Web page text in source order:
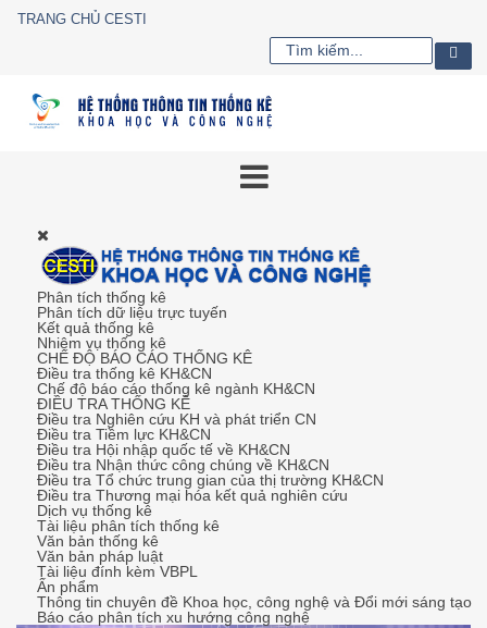
TRANG CHỦ CESTI
Phân tích thống kê
Phân tích dữ liệu trực tuyến
Kết quả thống kê
Nhiệm vụ thống kê
CHẾ ĐỘ BÁO CÁO THỐNG KÊ
Điều tra thống kê KH&CN
Chế độ báo cáo thống kê ngành KH&CN
ĐIỀU TRA THỐNG KÊ
Điều tra Nghiên cứu KH và phát triển CN
Điều tra Tiềm lực KH&CN
Điều tra Hội nhập quốc tế về KH&CN
Điều tra Nhận thức công chúng về KH&CN
Điều tra Tổ chức trung gian của thị trường KH&CN
Điều tra Thương mại hóa kết quả nghiên cứu
Dịch vụ thống kê
Tài liệu phân tích thống kê
Văn bản thống kê
Văn bản pháp luật
Tài liệu đính kèm VBPL
Ấn phẩm
Thông tin chuyên đề Khoa học, công nghệ và Đổi mới sáng tạo
Báo cáo phân tích xu hướng công nghệ